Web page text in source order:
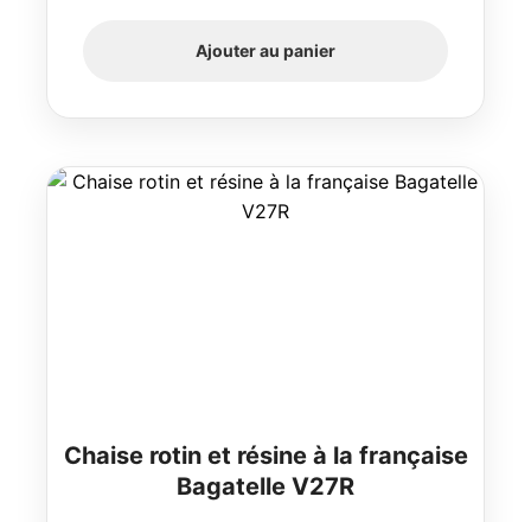
Ajouter au panier
Chaise rotin et résine à la française
Bagatelle V27R